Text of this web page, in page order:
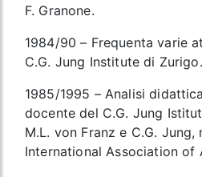
F. Granone.
1984/90 – Frequenta varie
C.G. Jung Institute di Zurigo.
1985/1995 – Analisi
docente del C.G. Jung
M.L. von Franz e C.G.
International Association of